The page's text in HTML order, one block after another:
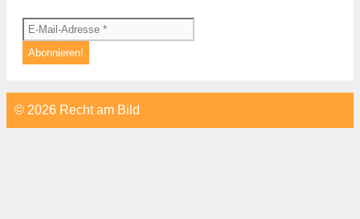
© 2026 Recht am Bild